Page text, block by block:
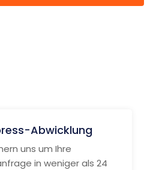
Abwicklung
uns um Ihre
in weniger als 24